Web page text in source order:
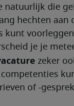
natuurlijk die
hechten aan
kunt
je je
zeker
of -